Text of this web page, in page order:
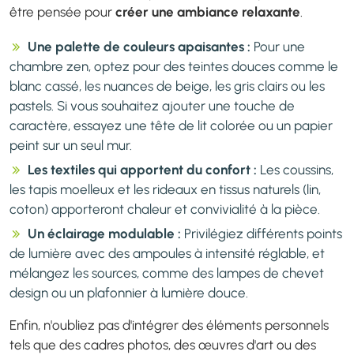
être pensée pour créer une ambiance relaxante
Une palette de couleurs apaisantes : Pour une
chambre zen, optez pour des teintes douces comme le
blanc cassé, les nuances de beige, les gris clairs ou les
pastels. Si vous souhaitez ajouter une touche de
caractère, essayez une tête de lit colorée ou un papier
peint sur un seul mur.
Les textiles qui apportent du confort : Les coussins,
les tapis moelleux et les rideaux en tissus naturels (lin,
coton) apporteront chaleur et convivialité à la pièce.
Un éclairage modulable : Privilégiez différents points
de lumière avec des ampoules à intensité réglable, et
mélangez les sources, comme des lampes de chevet
design ou un plafonnier à lumière douce.
Enfin, n'oubliez pas d'intégrer des éléments personnels
tels que des cadres photos, des œuvres d'art ou des